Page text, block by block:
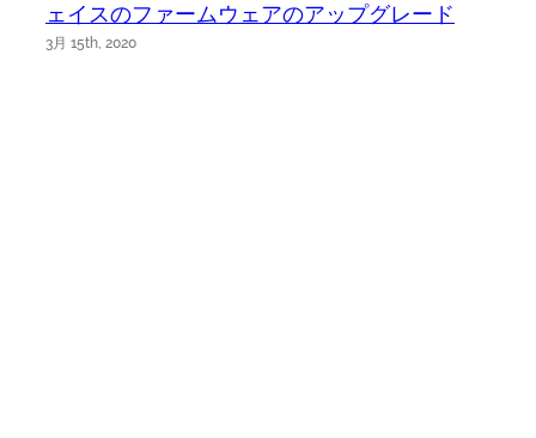
ェイスのファームウェアのアップグレード
3月 15th, 2020